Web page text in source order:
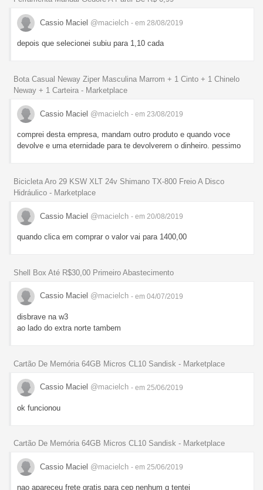
Cassio Maciel @macielch - em 28/08/2019
depois que selecionei subiu para 1,10 cada
Bota Casual Neway Ziper Masculina Marrom + 1 Cinto + 1 Chinelo
Neway + 1 Carteira - Marketplace
Cassio Maciel @macielch - em 23/08/2019
comprei desta empresa, mandam outro produto e quando voce
devolve e uma eternidade para te devolverem o dinheiro. pessimo
Bicicleta Aro 29 KSW XLT 24v Shimano TX-800 Freio A Disco
Hidráulico - Marketplace
Cassio Maciel @macielch - em 20/08/2019
quando clica em comprar o valor vai para 1400,00
Shell Box Até R$30,00 Primeiro Abastecimento
Cassio Maciel @macielch - em 04/07/2019
disbrave na w3
ao lado do extra norte tambem
Cartão De Memória 64GB Micros CL10 Sandisk - Marketplace
Cassio Maciel @macielch - em 25/06/2019
ok funcionou
Cartão De Memória 64GB Micros CL10 Sandisk - Marketplace
Cassio Maciel @macielch - em 25/06/2019
nao apareceu frete gratis para cep nenhum q tentei